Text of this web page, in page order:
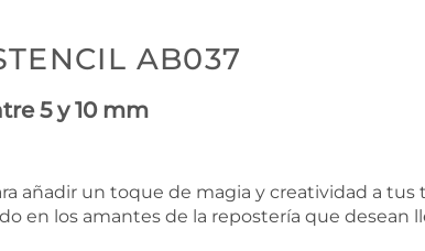
AB037
5 y 10 mm
añadir un toque de magia y creatividad a tus
en los amantes de la repostería que desean